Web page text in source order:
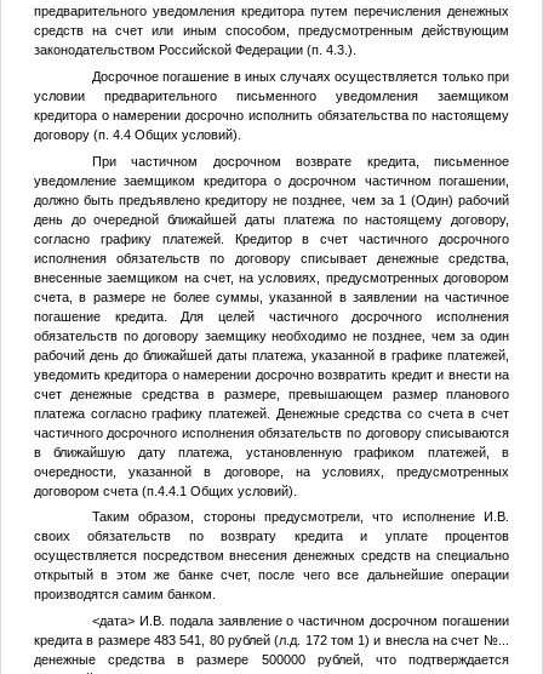
предварительного уведомления кредитора путем перечисления денежных
средств на счет или иным способом, предусмотренным действующим
законодательством Российской Федерации (п. 4.3.).
Досрочное погашение в иных случаях осуществляется только при
условии предварительного письменного уведомления заемщиком
кредитора о намерении досрочно исполнить обязательства по настоящему
договору (п. 4.4 Общих условий).
При частичном досрочном возврате кредита, письменное
уведомление заемщиком кредитора о досрочном частичном погашении,
должно быть предъявлено кредитору не позднее, чем за 1 (Один) рабочий
день до очередной ближайшей даты платежа по настоящему договору,
согласно графику платежей. Кредитор в счет частичного досрочного
исполнения обязательств по договору списывает денежные средства,
внесенные заемщиком на счет, на условиях, предусмотренных договором
счета, в размере не более суммы, указанной в заявлении на частичное
погашение кредита. Для целей частичного досрочного исполнения
обязательств по договору заемщику необходимо не позднее, чем за один
рабочий день до ближайшей даты платежа, указанной в графике платежей,
уведомить кредитора о намерении досрочно возвратить кредит и внести на
счет денежные средства в размере, превышающем размер планового
платежа согласно графику платежей. Денежные средства со счета в счет
частичного досрочного исполнения обязательств по договору списываются
в ближайшую дату платежа, установленную графиком платежей, в
очередности, указанной в договоре, на условиях, предусмотренных
договором счета (п.4.4.1 Общих условий).
Таким образом, стороны предусмотрели, что исполнениеИ.В.
своих обязательств по возврату кредита и уплате процентов
осуществляется посредством внесения денежных средств на специально
открытый в этом же банке счет, после чего все дальнейшие операции
производятся самим банком.
<дата> И.В. подала заявление о частичном досрочном погашении
кредита в размере 483 541, 80 рублей (л.д. 172 том 1) и внесла на счет №...
денежные средства в размере 500000 рублей, что подтверждается